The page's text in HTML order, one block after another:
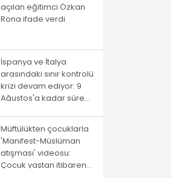
açılan eğitimci Özkan
Rona ifade verdi
İspanya ve İtalya
arasındaki sınır kontrolü
krizi devam ediyor: 9
Ağustos'a kadar süre
Müftülükten çocuklarla
'Manifest-Müslüman
atışması' videosu:
Çocuk yaştan itibaren